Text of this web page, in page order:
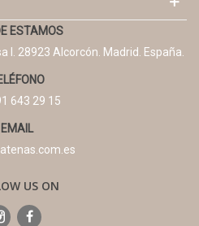
ESTAMOS
I. 28923 Alcorcón. Madrid. España.
643 29 15
EMAIL
US ON